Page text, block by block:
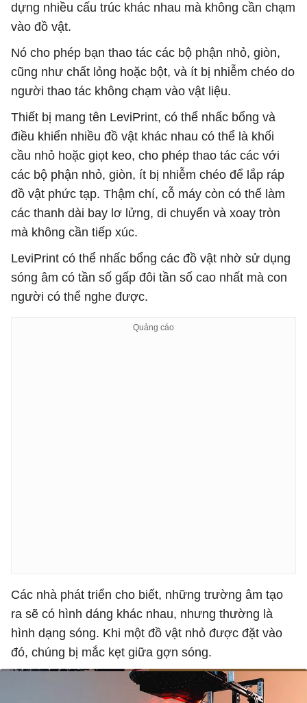
dựng nhiều cấu trúc khác nhau mà không cần chạm
vào đồ vật.
Nó cho phép bạn thao tác các bộ phận nhỏ, giòn,
cũng như chất lỏng hoặc bột, và ít bị nhiễm chéo do
người thao tác không chạm vào vật liệu.
Thiết bị mang tên LeviPrint, có thể nhấc bổng và
điều khiển nhiều đồ vật khác nhau có thể là khối
cầu nhỏ hoặc giọt keo, cho phép thao tác các với
các bộ phận nhỏ, giòn, ít bị nhiễm chéo để lắp ráp
đồ vật phức tạp. Thậm chí, cỗ máy còn có thể làm
các thanh dài bay lơ lửng, di chuyển và xoay tròn
mà không cần tiếp xúc.
LeviPrint có thể nhấc bổng các đồ vật nhờ sử dụng
sóng âm có tần số gấp đôi tần số cao nhất mà con
người có thể nghe được.
Các nhà phát triển cho biết, những trường âm tạo
ra sẽ có hình dáng khác nhau, nhưng thường là
hình dạng sóng. Khi một đồ vật nhỏ được đặt vào
đó, chúng bị mắc kẹt giữa gợn sóng.